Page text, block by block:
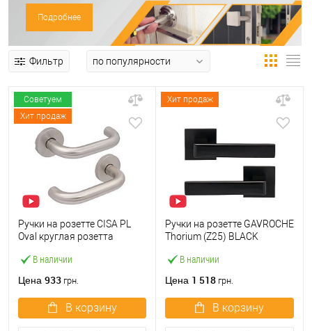
Подробнее
Фильтр
Советуем
Хит продаж
В наличии
Ручки на розетте CISA PL
Oval круглая розетта
сталь
Цена 933 грн.
В корзину
Хит продаж
В наличии
Ручки на розетте GAVROCHE
Thorium (Z25) BLACK
Цена 1 518 грн.
В корзину